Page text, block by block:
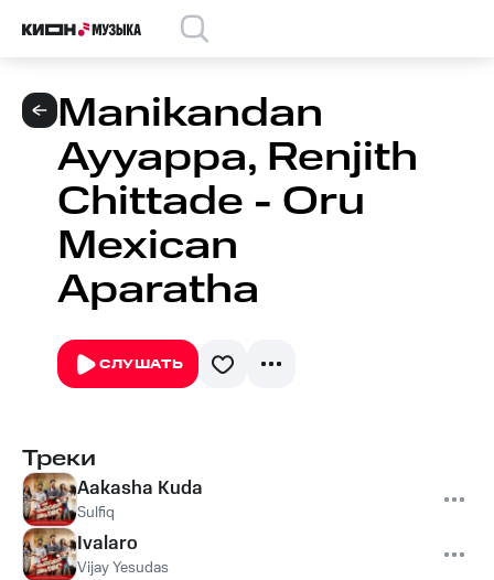
Manikandan
Ayyappa, Renjith
Chittade - Oru
Mexican
Aparatha
СЛУШАТЬ
Треки
Aakasha Kuda
Sulfiq
Ivalaro
Vijay Yesudas